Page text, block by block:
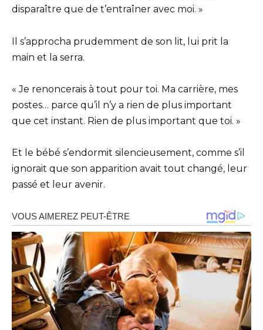
disparaître que de t’entraîner avec moi. »
Il s’approcha prudemment de son lit, lui prit la
main et la serra.
« Je renoncerais à tout pour toi. Ma carrière, mes
postes… parce qu’il n’y a rien de plus important
que cet instant. Rien de plus important que toi. »
Et le bébé s’endormit silencieusement, comme s’il
ignorait que son apparition avait tout changé, leur
passé et leur avenir.